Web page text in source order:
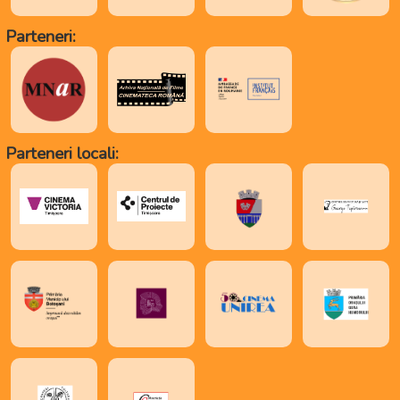
Parteneri:
Parteneri locali: